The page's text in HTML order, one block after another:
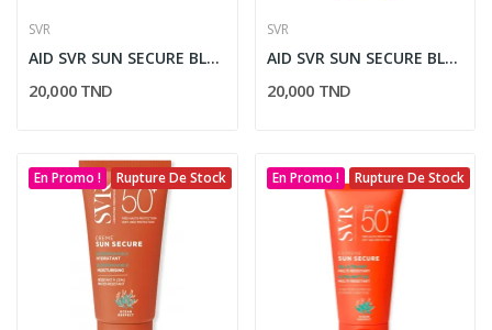
SVR
AID SVR SUN SECURE BLUR SPF50+ 50ML
20,000 TND
SVR
AID SVR SUN SECURE BLUR TEINTE SPF50+ 50ML
20,000 TND
En Promo ! Rupture De Stock En Promo ! Rupture De Stock